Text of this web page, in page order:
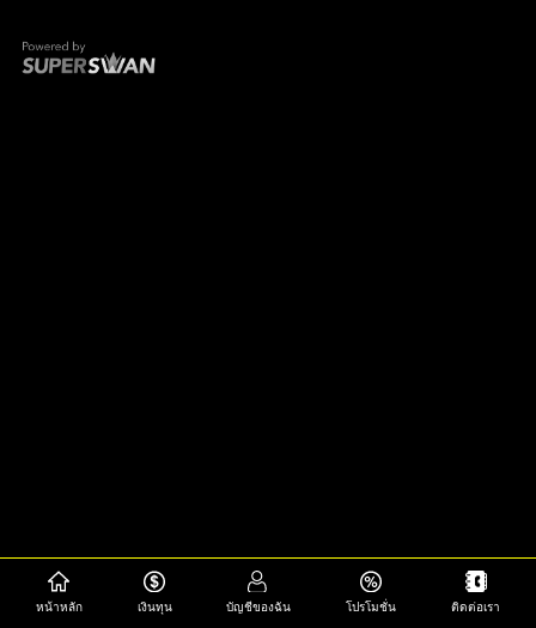
หน้าหลัก เงินทุน บัญชีของฉัน โปรโมชั่น ติดต่อเรา